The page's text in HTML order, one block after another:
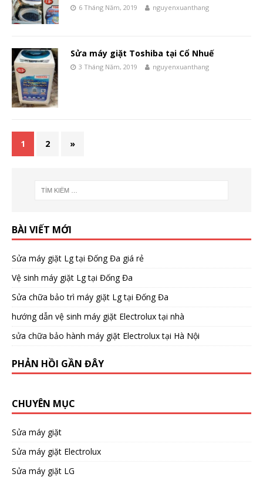
6 Tháng Năm, 2019 nguyenxuanthang
Sửa máy giặt Toshiba tại Cổ Nhuế
3 Tháng Năm, 2019 nguyenxuanthang
1 2 »
BÀI VIẾT MỚI
Sửa máy giặt Lg tại Đống Đa giá rẻ
Vệ sinh máy giặt Lg tại Đống Đa
Sửa chữa bảo trì máy giặt Lg tại Đống Đa
hướng dẫn vệ sinh máy giặt Electrolux tại nhà
sửa chữa bảo hành máy giặt Electrolux tại Hà Nội
PHẢN HỒI GẦN ĐÂY
CHUYÊN MỤC
Sửa máy giặt
Sửa máy giặt Electrolux
Sửa máy giặt LG